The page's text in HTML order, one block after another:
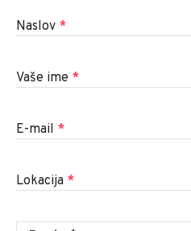
Naslov *
Vaše ime *
E-mail *
Lokacija *